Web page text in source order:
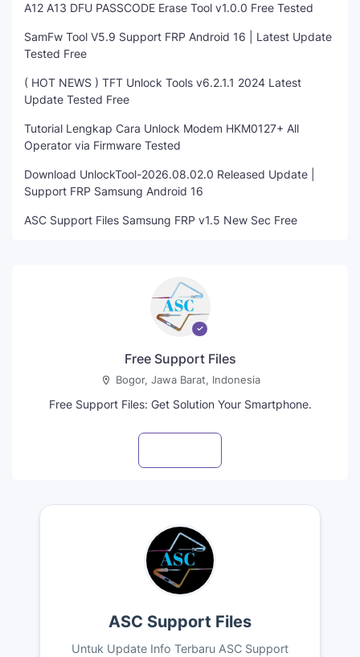
A12 A13 DFU PASSCODE Erase Tool v1.0.0 Free Tested
SamFw Tool V5.9 Support FRP Android 16 | Latest Update
Tested Free
( HOT NEWS ) TFT Unlock Tools v6.2.1.1 2024 Latest
Update Tested Free
Tutorial Lengkap Cara Unlock Modem HKM0127+ All
Operator via Firmware Tested
Download UnlockTool-2026.08.02.0 Released Update |
Support FRP Samsung Android 16
ASC Support Files Samsung FRP v1.5 New Sec Free
Free Support Files
Bogor, Jawa Barat, Indonesia
Free Support Files: Get Solution Your Smartphone.
ASC Support Files
Untuk Update Info Terbaru ASC Support